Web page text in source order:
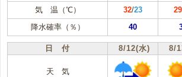
気 温（℃） 32/23 29
降水確率（％）
40
日 付 8/12(水) 8/
天 気